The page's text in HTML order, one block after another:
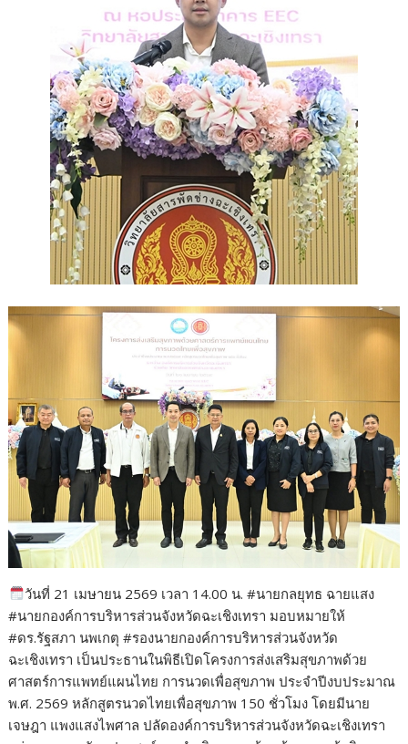
วันที่ 21 เมษายน 2569 เวลา 14.00 น. #นายกลยุทธ ฉายแสง
#นายกองค์การบริหารส่วนจังหวัดฉะเชิงเทรา มอบหมายให้
#ดร.รัฐสภา นพเกตุ #รองนายกองค์การบริหารส่วนจังหวัด
ฉะเชิงเทรา เป็นประธานในพิธีเปิดโครงการส่งเสริมสุขภาพด้วย
ศาสตร์การแพทย์แผนไทย การนวดเพื่อสุขภาพ ประจำปีงบประมาณ
พ.ศ. 2569 หลักสูตรนวดไทยเพื่อสุขภาพ 150 ชั่วโมง โดยมีนาย
เจษฎา แพงแสงไพศาล ปลัดองค์การบริหารส่วนจังหวัดฉะเชิงเทรา